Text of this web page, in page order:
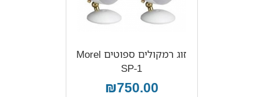
זוג רמקולים ספוטים Morel
SP-1
₪750.00